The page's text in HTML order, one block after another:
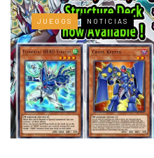
JUEGOS NOTICIAS